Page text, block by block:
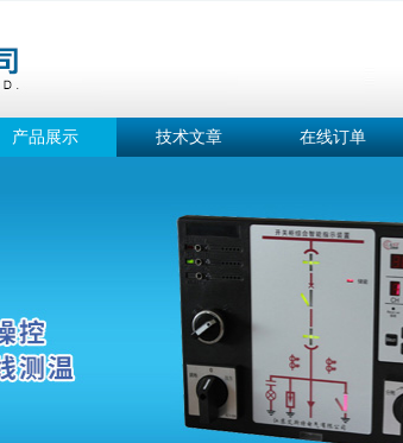
产品展示 技术文章 在线订单